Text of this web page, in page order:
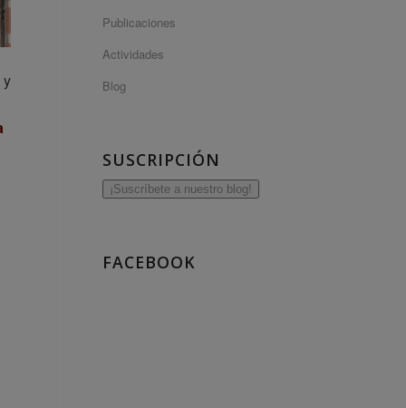
y
Publicaciones
Actividades
Blog
SUSCRIPCIÓN
¡Suscríbete a nuestro blog!
FACEBOOK